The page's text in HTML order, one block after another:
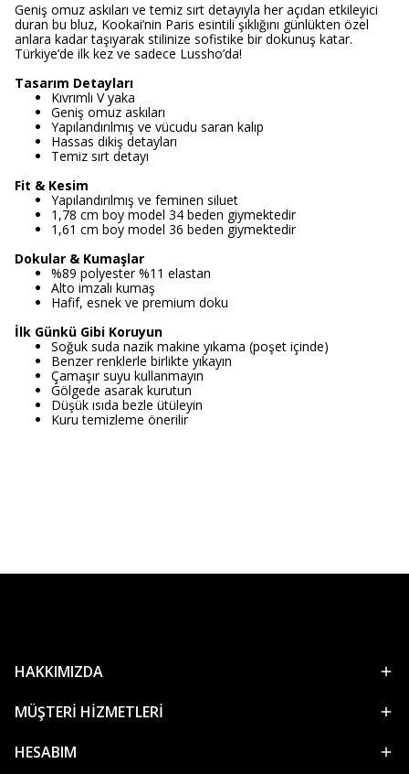
Geniş omuz askıları ve temiz sırt detayıyla her açıdan etkileyici
duran bu bluz, Kookai’nin Paris esintili şıklığını günlükten özel
anlara kadar taşıyarak stilinize sofistike bir dokunuş katar.
Türkiye’de ilk kez ve sadece Lussho’da!
Tasarım Detayları
Kıvrımlı V yaka
Geniş omuz askıları
Yapılandırılmış ve vücudu saran kalıp
Hassas dikiş detayları
Temiz sırt detayı
Fit & Kesim
Yapılandırılmış ve feminen siluet
1,78 cm boy model 34 beden giymektedir
1,61 cm boy model 36 beden giymektedir
Dokular & Kumaşlar
%89 polyester %11 elastan
Alto imzalı kumaş
Hafif, esnek ve premium doku
İlk Günkü Gibi Koruyun
Soğuk suda nazik makine yıkama (poşet içinde)
Benzer renklerle birlikte yıkayın
Çamaşır suyu kullanmayın
Gölgede asarak kurutun
Düşük ısıda bezle ütüleyin
Kuru temizleme önerilir
HAKKIMIZDA
MÜŞTERİ HİZMETLERİ
HESABIM